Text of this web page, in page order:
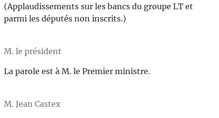
(Applaudissements sur les bancs du groupe LT et
parmi les députés non inscrits.)
M. le président
La parole est à M. le Premier ministre.
M. Jean Castex